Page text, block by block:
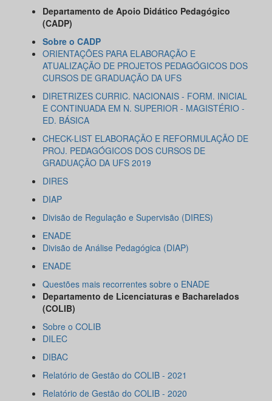
Departamento de Apoio Didático Pedagógico
(CADP)
Sobre o CADP
ORIENTAÇÕES PARA ELABORAÇÃO E
ATUALIZAÇÃO DE PROJETOS PEDAGÓGICOS DOS
CURSOS DE GRADUAÇÃO DA UFS
DIRETRIZES CURRIC. NACIONAIS - FORM. INICIAL
E CONTINUADA EM N. SUPERIOR - MAGISTÉRIO -
ED. BÁSICA
CHECK-LIST ELABORAÇÃO E REFORMULAÇÃO DE
PROJ. PEDAGÓGICOS DOS CURSOS DE
GRADUAÇÃO DA UFS 2019
DIRES
DIAP
Divisão de Regulação e Supervisão (DIRES)
ENADE
Divisão de Análise Pedagógica (DIAP)
ENADE
Questões mais recorrentes sobre o ENADE
Departamento de Licenciaturas e Bacharelados
(COLIB)
Sobre o COLIB
DILEC
DIBAC
Relatório de Gestão do COLIB - 2021
Relatório de Gestão do COLIB - 2020